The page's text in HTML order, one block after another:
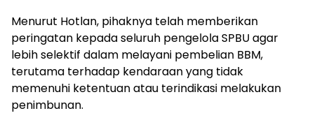
Menurut Hotlan, pihaknya telah memberikan
peringatan kepada seluruh pengelola SPBU agar
lebih selektif dalam melayani pembelian BBM,
terutama terhadap kendaraan yang tidak
memenuhi ketentuan atau terindikasi melakukan
penimbunan.